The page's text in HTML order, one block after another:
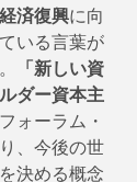
済復興に向
いる言葉が
「新しい資
ダー資本主
ォーラム・
、今後の世
決める概念